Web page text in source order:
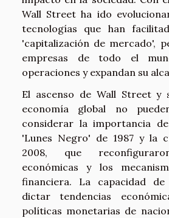
Wall Street ha ido
tecnologías que han
'capitalización de mercado',
empresas de todo el
operaciones y expandan su
El ascenso de Wall Street y
economía global no
considerar la importancia
'Lunes Negro' de 1987 y la
2008, que
económicas y los
financiera. La capacidad
dictar tendencias
políticas monetarias de